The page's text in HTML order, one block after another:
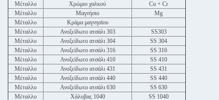
Μέταλλο
Χρώμιο χαλκού
Cu + Cr
Μέταλλο
Μαγνήσιο
Mg
Μέταλλο
Κράμα μαγνησίου
Μέταλλο
Ανοξείδωτο ατσάλι 303
SS303
Μέταλλο
Ανοξείδωτο ατσάλι 304
SS 304
Μέταλλο
Ανοξείδωτο ατσάλι 316
SS 316
Μέταλλο
Ανοξείδωτο ατσάλι 410
SS 410
Μέταλλο
Ανοξείδωτο ατσάλι 431
SS 431
Μέταλλο
Ανοξείδωτο ατσάλι 440
SS 440
Μέταλλο
Ανοξείδωτο ατσάλι 630
SS 630
Μέταλλο
Χάλυβας 1040
SS 1040